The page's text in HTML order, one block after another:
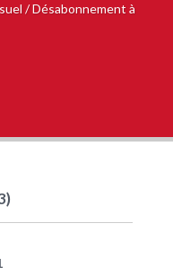
/ Désabonnement à